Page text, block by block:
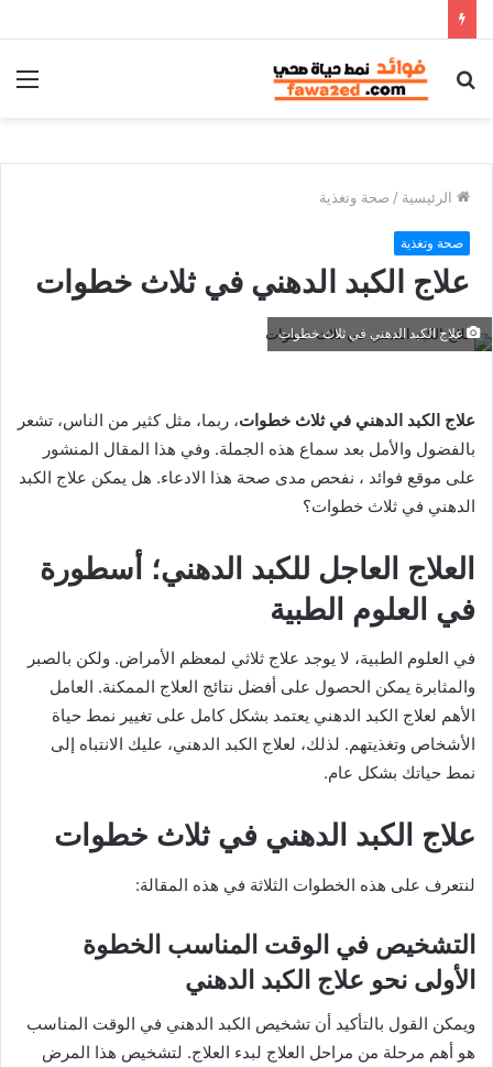
بحث
الرئيسية / صحة وتغذية
صحة وتغذية
علاج الكبد الدهني في ثلاث خطوات
علاج الكبد الدهني في ثلاث خطوات
علاج الكبد الدهني في ثلاث خطوات، ربما، مثل كثير من الناس، تشعر
بالفضول والأمل بعد سماع هذه الجملة. وفي هذا المقال المنشور
على موقع فوائد ، نفحص مدى صحة هذا الادعاء. هل يمكن علاج الكبد
الدهني في ثلاث خطوات؟
العلاج العاجل للكبد الدهني؛ أسطورة
في العلوم الطبية
في العلوم الطبية، لا يوجد علاج ثلاثي لمعظم الأمراض. ولكن بالصبر
والمثابرة يمكن الحصول على أفضل نتائج العلاج الممكنة. العامل
الأهم لعلاج الكبد الدهني يعتمد بشكل كامل على تغيير نمط حياة
الأشخاص وتغذيتهم. لذلك، لعلاج الكبد الدهني، عليك الانتباه إلى
نمط حياتك بشكل عام.
علاج الكبد الدهني في ثلاث خطوات
لنتعرف على هذه الخطوات الثلاثة في هذه المقالة:
التشخيص في الوقت المناسب الخطوة
الأولى نحو علاج الكبد الدهني
ويمكن القول بالتأكيد أن تشخيص الكبد الدهني في الوقت المناسب
هو أهم مرحلة من مراحل العلاج لبدء العلاج. لتشخيص هذا المرض